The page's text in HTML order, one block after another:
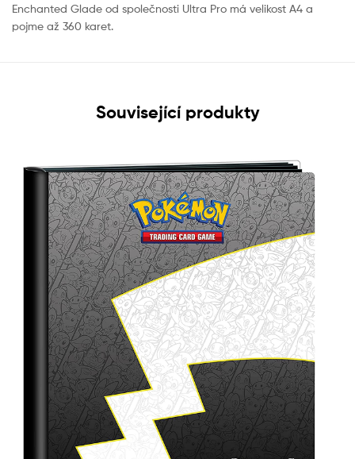
Enchanted Glade od společnosti Ultra Pro má velikost A4 a
pojme až 360 karet.
Související produkty